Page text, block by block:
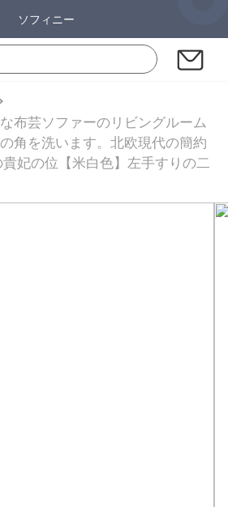
ソフィニー
布芸ソファーのリビングルーム
角を洗います。北欧現代の簡約
妃の位【米白色】左手すりの二